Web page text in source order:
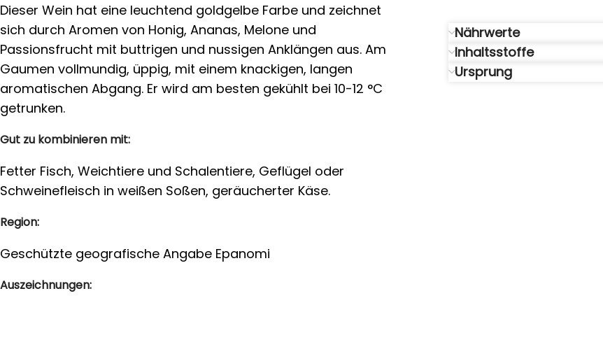
Dieser Wein hat eine leuchtend goldgelbe Farbe und zeichnet
sich durch Aromen von Honig, Ananas, Melone und
Passionsfrucht mit buttrigen und nussigen Anklängen aus. Am
Gaumen vollmundig, üppig, mit einem knackigen, langen
aromatischen Abgang. Er wird am besten gekühlt bei 10-12 °C
getrunken.
Gut zu kombinieren mit:
Fetter Fisch, Weichtiere und Schalentiere, Geflügel oder
Schweinefleisch in weißen Soßen, geräucherter Käse.
Region:
Geschützte geografische Angabe Epanomi
Auszeichnungen:
Nährwerte
Inhaltsstoffe
Ursprung